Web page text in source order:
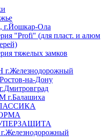
г.Йошкар-Ола
"Profi" (для пласт. и алюм
тяжелых замков
на-Дону